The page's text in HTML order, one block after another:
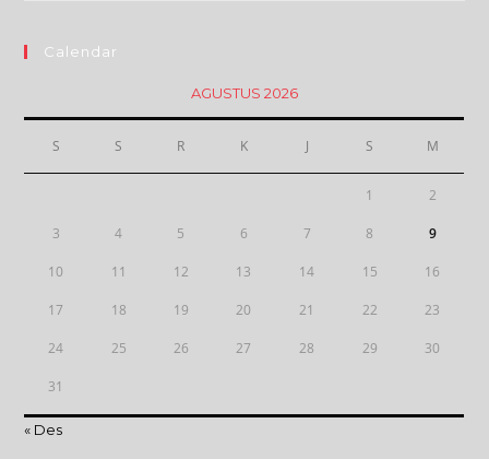
Calendar
AGUSTUS 2026
S S R K J S M
1 2
3 4 5 6 7 8 9
10 11 12 13 14 15 16
17 18 19 20 21 22 23
24 25 26 27 28 29 30
31
« Des